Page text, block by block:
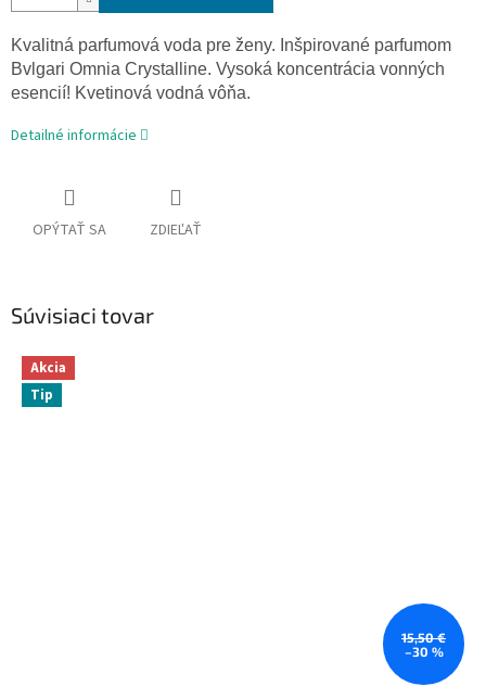
Kvalitná parfumová voda pre ženy. Inšpirované parfumom
Bvlgari Omnia Crystalline. Vysoká koncentrácia vonných
esencií! Kvetinová vodná vôňa.
Detailné informácie
OPÝTAŤ SA ZDIEĽAŤ
Súvisiaci tovar
Akcia
Tip
15,50 €
–30 %